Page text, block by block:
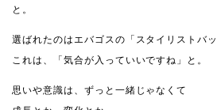
と。
選ばれたのはエバゴスの「スタイリストバッ
これは、「気合が入っていいですね」と。
思いや意識は、ずっと一緒じゃなくて